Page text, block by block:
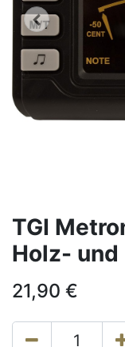
TGI
Holz-
21,90 €